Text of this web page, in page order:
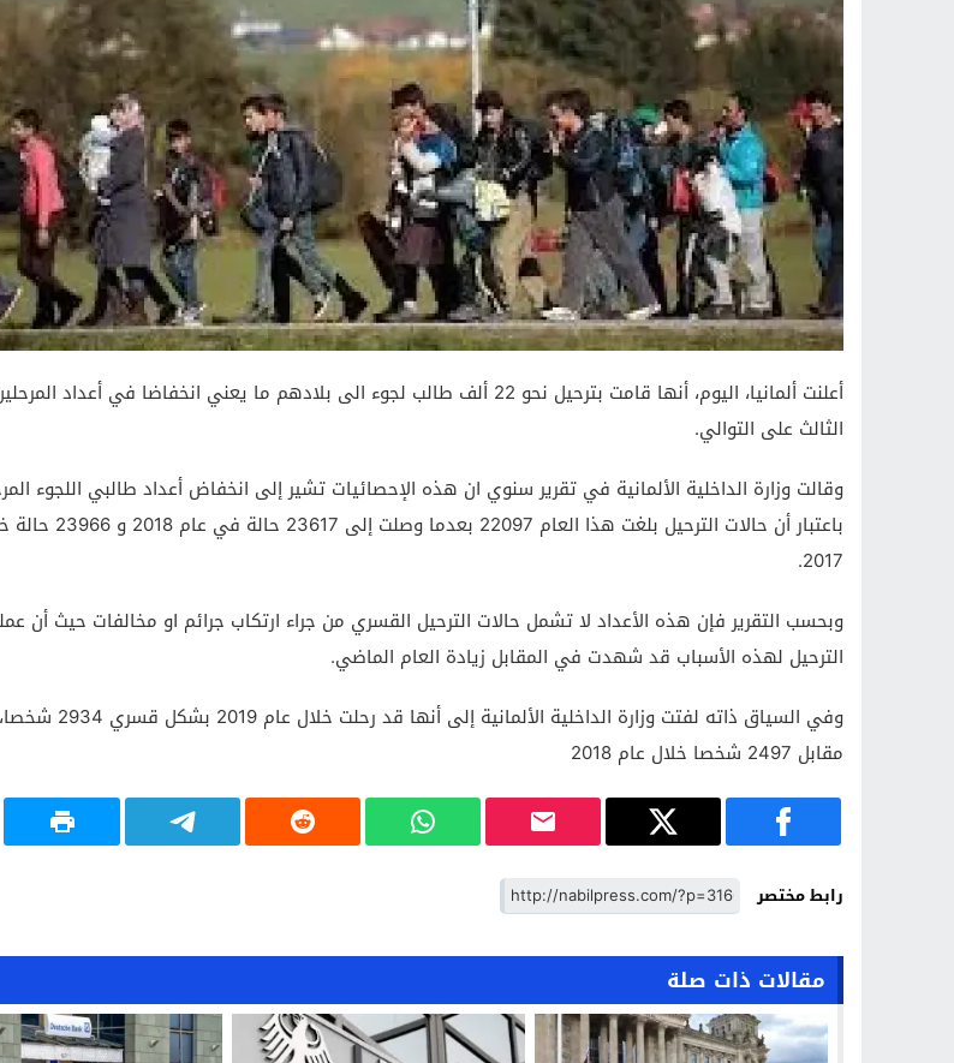
أعلنت ألمانيا، اليوم، أنها قامت بترحيل نحو 22 ألف طالب لجوء الى بلادهم ما يعني انخفاضا في أعداد
الثالث على التوالي.
وقالت وزارة الداخلية الألمانية في تقرير سنوي ان هذه الإحصائيات تشير إلى انخفاض أعداد طالبي اللجوء
باعتبار أن حالات الترحيل بلغت هذا العام
2017.
وبحسب التقرير فإن هذه الأعداد لا تشمل حالات الترحيل القسري من جراء ارتكاب جرائم او مخالفات حيث أن
الترحيل لهذه الأسباب قد شهدت في المقابل زيادة العام الماضي.
وفي السياق ذاته لفتت وزارة الداخلية الألمانية إلى
مقابل 2497 شخصا خلال عام 2018
رابط مختصر
مقالات ذات صلة